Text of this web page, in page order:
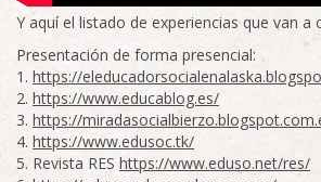
Y aquí el listado de experiencias que van a
Presentación de forma presencial:
1. https://
2. https://www.educablog.es/
3. https://
4. https://www.edusoc.tk/
5. Revista RES https://www.eduso.net/res/